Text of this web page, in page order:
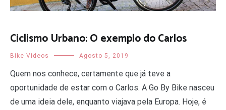
Ciclismo Urbano: O exemplo do Carlos
Bike Videos Agosto 5, 2019
Quem nos conhece, certamente que já teve a
oportunidade de estar com o Carlos. A Go By Bike nasceu
de uma ideia dele, enquanto viajava pela Europa. Hoje, é